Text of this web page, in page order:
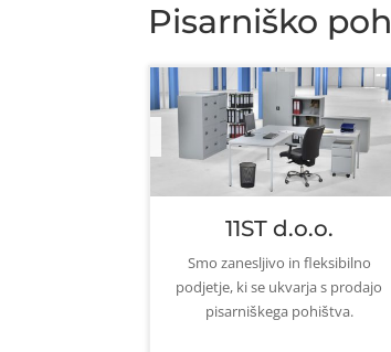
Pisarniško
11ST d.o.o.
Smo zanesljivo in fleksibilno
podjetje, ki se ukvarja s prodajo
pisarniškega pohištva.